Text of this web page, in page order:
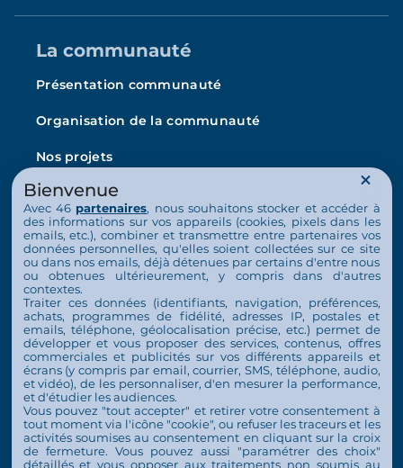
La communauté
Présentation communauté
Organisation de la communauté
Nos projets
L’Arche en France
La vie au quotidien
Nos activités
Nous soutenir
S’engager
Nous soutenir
Contact
Espace Presse
Bienvenue
Avec 46 partenaires, nous souhaitons stocker et accéder à
des informations sur vos appareils (cookies, pixels dans les
emails, etc.), combiner et transmettre entre partenaires vos
données personnelles, qu'elles soient collectées sur ce site
ou dans nos emails, déjà détenues par certains d'entre nous
ou obtenues ultérieurement, y compris dans d'autres
contextes.
Traiter ces données (identifiants, navigation, préférences,
achats, programmes de fidélité, adresses IP, postales et
emails, téléphone, géolocalisation précise, etc.) permet de
développer et vous proposer des services, contenus, offres
commerciales et publicités sur vos différents appareils et
écrans (y compris par email, courrier, SMS, téléphone, audio,
et vidéo), de les personnaliser, d'en mesurer la performance,
et d'étudier les audiences.
Vous pouvez "tout accepter" et retirer votre consentement à
tout moment via l'icône "cookie", ou refuser les traceurs et les
activités soumises au consentement en cliquant sur la croix
de fermeture. Vous pouvez aussi "paramétrer des choix"
détaillés et vous opposer aux traitements non soumis au